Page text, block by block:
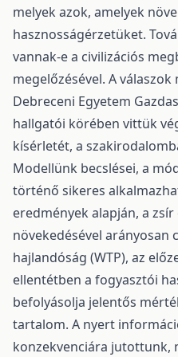
melyek azok, amelyek
hasznosságérzetüket.
vannak-e a civilizációs
megelőzésével. A
Debreceni Egyetem
hallgatói körében vittük
kísérletét, a
Modellünk becslései, a
történő sikeres
eredmények alapján, a
növekedésével arányosan
hajlandóság (WTP), az
ellentétben a fogyasztói
befolyásolja jelentős
tartalom. A nyert
konzekvenciára jutottunk,